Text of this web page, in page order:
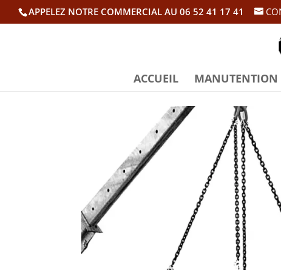
APPELEZ NOTRE COMMERCIAL AU 06 52 41 17 41
ACCUEIL MANUTENTION